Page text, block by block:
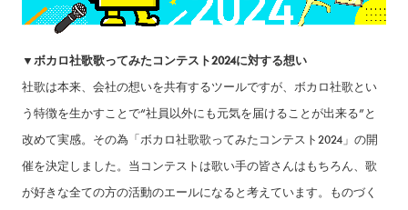
▼ボカロ社歌歌ってみたコンテスト2024に対する想い
社歌は本来、会社の想いを共有するツールですが、ボカロ社歌とい
う特徴を生かすことで“社員以外にも元気を届けることが出来る”と
改めて実感。その為「ボカロ社歌歌ってみたコンテスト2024」の開
催を決定しました。当コンテストは歌い手の皆さんはもちろん、歌
が好きな全ての方の活動のエールになると考えています。ものづく